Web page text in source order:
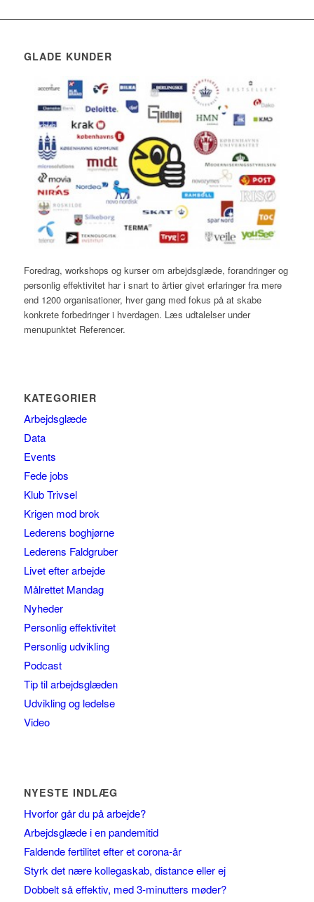
GLADE KUNDER
Foredrag, workshops og kurser om arbejdsglæde, forandringer og
personlig effektivitet har i snart to årtier givet erfaringer fra mere
end 1200 organisationer, hver gang med fokus på at skabe
konkrete forbedringer i hverdagen. Læs udtalelser under
menupunktet Referencer.
KATEGORIER
Arbejdsglæde
Data
Events
Fede jobs
Klub Trivsel
Krigen mod brok
Lederens boghjørne
Lederens Faldgruber
Livet efter arbejde
Målrettet Mandag
Nyheder
Personlig effektivitet
Personlig udvikling
Podcast
Tip til arbejdsglæden
Udvikling og ledelse
Video
NYESTE INDLÆG
Hvorfor går du på arbejde?
Arbejdsglæde i en pandemitid
Faldende fertilitet efter et corona-år
Styrk det nære kollegaskab, distance eller ej
Dobbelt så effektiv, med 3-minutters møder?